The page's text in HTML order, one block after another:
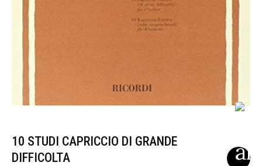
10 STUDI CAPRICCIO DI GRANDE
DIFFICOLTA